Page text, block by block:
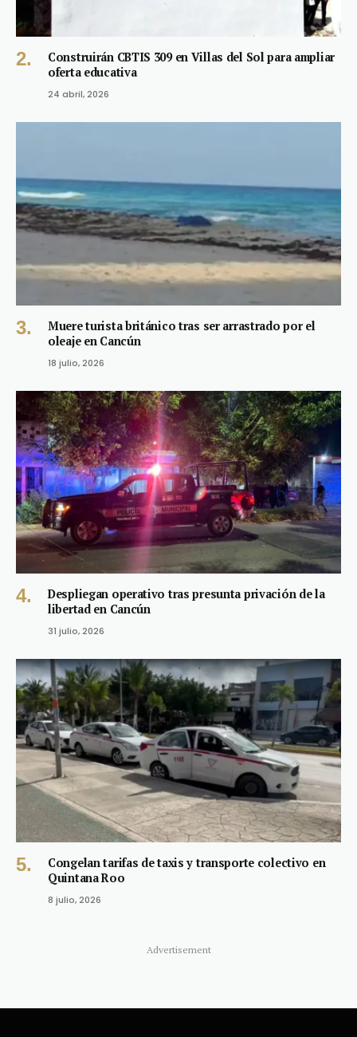
Construirán CBTIS 309 en Villas del Sol para ampliar
oferta educativa
24 abril, 2026
Muere turista británico tras ser arrastrado por el
oleaje en Cancún
18 julio, 2026
Despliegan operativo tras presunta privación de la
libertad en Cancún
31 julio, 2026
Congelan tarifas de taxis y transporte colectivo en
Quintana Roo
8 julio, 2026
Advertisement